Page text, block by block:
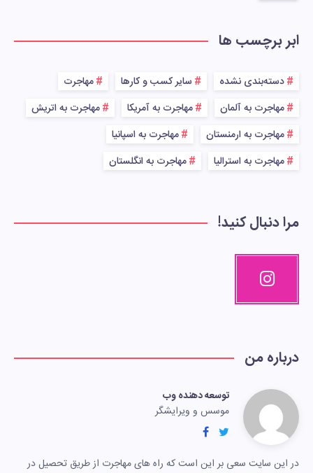
ابر برچسب ها
دسته‌بندی نشده سایر کسب و کارها
مهاجرت
مهاجرت به آلمان
مهاجرت به آمریکا
مهاجرت به اتریش
مهاجرت به ارمنستان
مهاجرت به اسپانیا
مهاجرت به استرالیا
مهاجرت به انگلستان
مرا دنبال کنید!
درباره من
توسعه دهنده وب
موسس و ویرایشگر
در این سایت سعی بر این است که راه های مهاجرت از طریق تحصیل در